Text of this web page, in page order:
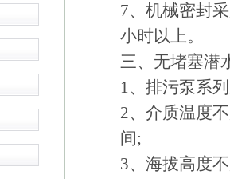
7、机械密封
小时以上。
三、 无堵塞潜
1、排污泵系
2、介质温度
间;
3、海拔高度